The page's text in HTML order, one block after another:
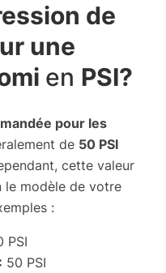
de
une
en PSI?
pour les
de 50 PSI
cette valeur
le modèle de votre
:
PSI
50 PSI